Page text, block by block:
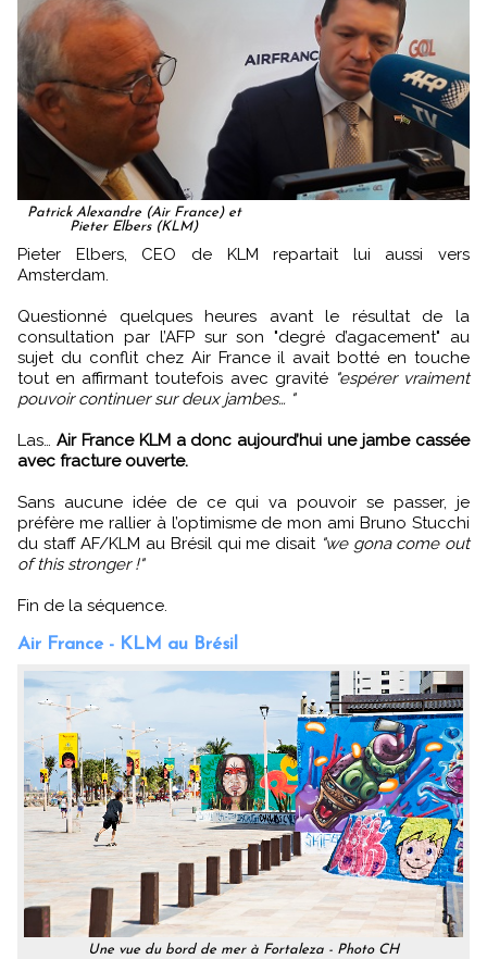
Patrick Alexandre (Air France) et
Pieter Elbers (KLM)
Pieter Elbers, CEO de KLM repartait lui aussi vers
Amsterdam.
Questionné quelques heures avant le résultat de la
consultation par l’AFP sur son "degré d’agacement" au
sujet du conflit chez Air France il avait botté en touche
tout en affirmant toutefois avec gravité "espérer vraiment
pouvoir continuer sur deux jambes… "
Las… Air France KLM a donc aujourd’hui une jambe cassée
avec fracture ouverte.
Sans aucune idée de ce qui va pouvoir se passer, je
préfère me rallier à l’optimisme de mon ami Bruno Stucchi
du staff AF/KLM au Brésil qui me disait "we gona come out
of this stronger !"
Fin de la séquence.
Air France - KLM au Brésil
Une vue du bord de mer à Fortaleza - Photo CH